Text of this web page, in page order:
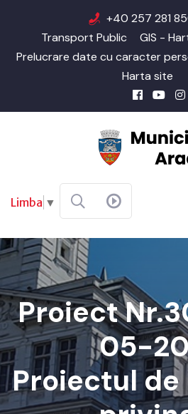
+40 257 281
Transport Public
GIS -
Prelucrare date cu caracter
Harta site
Limba ▼
Proiect
05-
Proiectul